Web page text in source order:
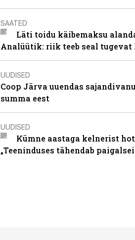
SAATED
Läti toidu käibemaksu
Analüütik: riik teeb seal
UUDISED
Coop Järva uuendas
summa eest
UUDISED
Kümne aastaga kelnerist
„Teeninduses tähendab